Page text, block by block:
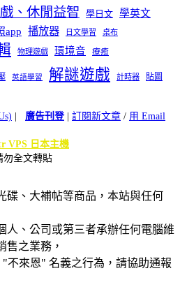
、休閒益智 學日文 學英文
app 播放器 日文學習 桌布
物理遊戲 環境音 療癒
英語學習 解謎遊戲 計時器
貼圖
| 廣告刊登| 訂閱新文章 / 用 Email
VPS 日本主機
勿全文轉貼
碟、大補帖等商品，本站與任何
人、公司或第三者承辦任何電腦維
售之業務，
不來恩" 名義之行為，請協助通報